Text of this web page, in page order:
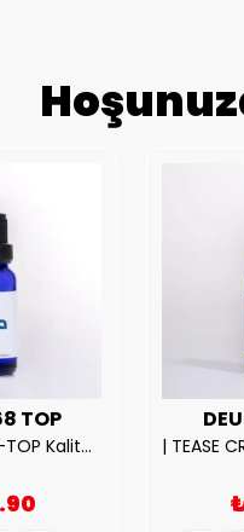
TOP
| ROSE EXPOSED-TOP Kalite Unısex Parfüm Esansı.|